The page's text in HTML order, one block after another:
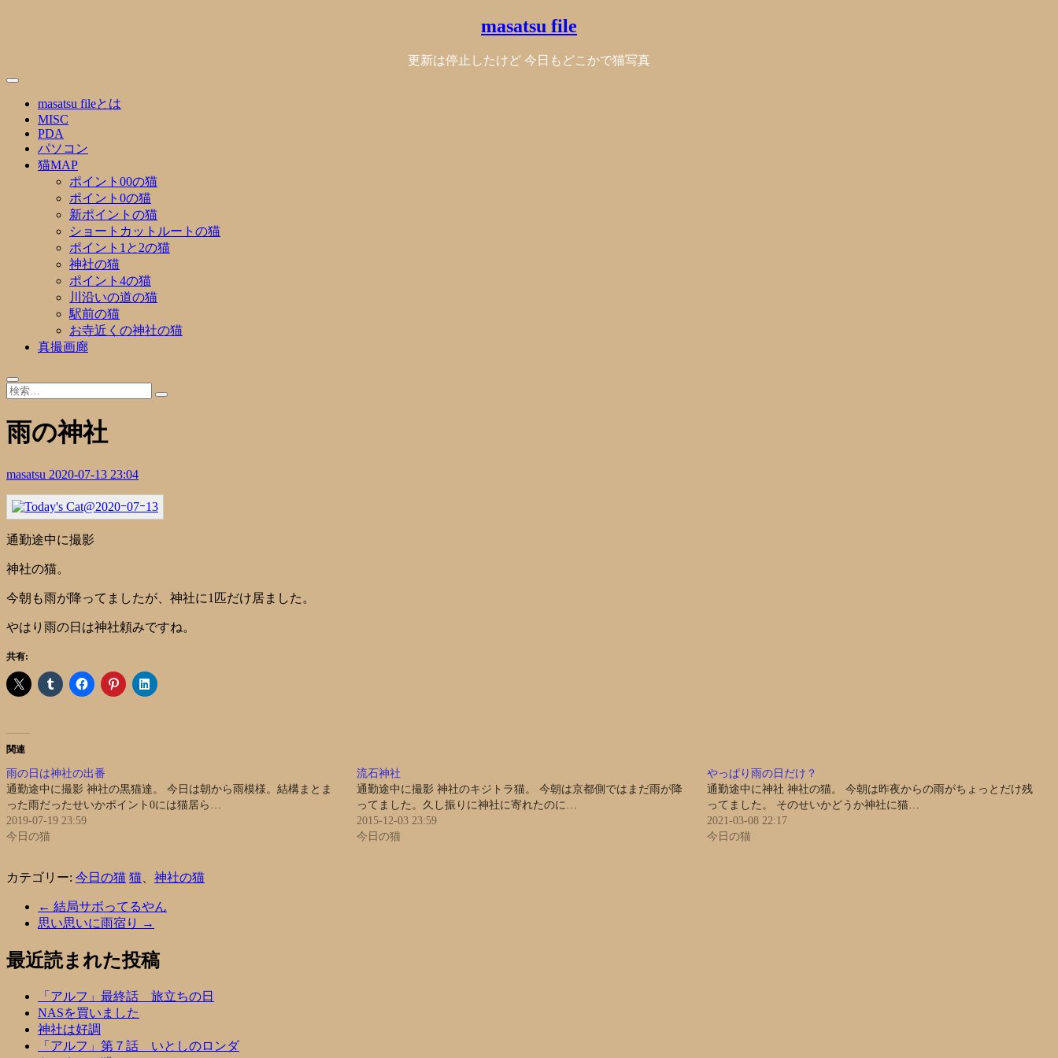
masatsu file
更新は停止したけど 今日もどこかで猫写真
masatsu fileとは
MISC
PDA
パソコン
猫MAP
ポイント00の猫
ポイント0の猫
新ポイントの猫
ショートカットルートの猫
ポイント1と2の猫
神社の猫
ポイント4の猫
川沿いの道の猫
駅前の猫
お寺近くの神社の猫
真撮画廊
雨の神社
masatsu 2020-07-13 23:04
通勤途中に撮影
神社の猫。
今朝も雨が降ってましたが、神社に1匹だけ居ました。
やはり雨の日は神社頼みですね。
共有:
関連
雨の日は神社の出番
通勤途中に撮影 神社の黒猫達。 今日は朝から雨模様。結構まとま
った雨だったせいかポイント0には猫居ら…
2019-07-19 23:59
今日の猫
流石神社
通勤途中に撮影 神社のキジトラ猫。 今朝は京都側ではまだ雨が降
ってました。久し振りに神社に寄れたのに…
2015-12-03 23:59
今日の猫
やっぱり雨の日だけ？
通勤途中に神社 神社の猫。 今朝は昨夜からの雨がちょっとだけ残
ってました。 そのせいかどうか神社に猫…
2021-03-08 22:17
今日の猫
カテゴリー: 今日の猫 猫 神社の猫
← 結局サボってるやん
思い思いに雨宿り
→
最近読まれた投稿
「アルフ」最終話 旅立ちの日
NASを買いました
神社は好調
「アルフ」第７話 いとしのロンダ